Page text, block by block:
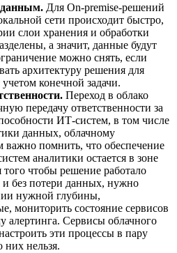
данным. Для On-premise-решений
сети происходит быстро,
слои хранения и обработки
а значит, данные будут
можно снять, если
архитектуру решения для
конечной задачи.
Переход в облако
передачу ответственности за
ИТ-систем, в том числе
данных, облачному
важно помнить, что обеспечение
аналитики остается в зоне
чтобы решение работало
и без потери данных, нужно
нужной глубины,
мониторить состояние сервисов
алертинга. Сервисы облачного
эти процессы в пару
них нельзя.